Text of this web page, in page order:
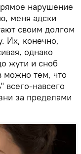
нарушение
меня адски
своим долгом
Их, конечно,
однако
жути и сноб
можно тем, что
всего-навсего
за пределами